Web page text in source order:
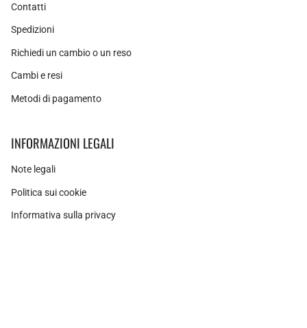
Contatti
Spedizioni
Richiedi un cambio o un reso
Cambi e resi
Metodi di pagamento
INFORMAZIONI LEGALI
Note legali
Politica sui cookie
Informativa sulla privacy